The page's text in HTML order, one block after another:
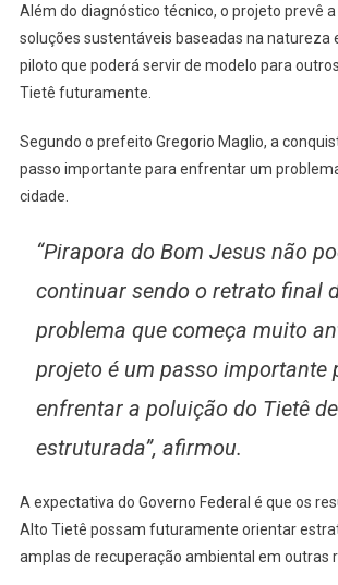
Além do diagnóstico técnico, o projeto prevê
soluções sustentáveis baseadas na natureza
piloto que poderá servir de modelo para
Tietê futuramente.
Segundo o prefeito Gregorio Maglio, a
passo importante para enfrentar um
cidade.
“Pirapora do Bom Jesus não
continuar sendo o retrato final
problema que começa muito
projeto é um passo importante
enfrentar a poluição do Tietê
estruturada”, afirmou.
A expectativa do Governo Federal é que os
Alto Tietê possam futuramente orientar
amplas de recuperação ambiental em outras